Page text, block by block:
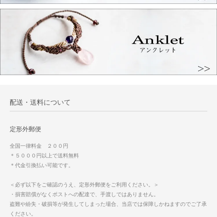
配送・送料について
定形外郵便
全国一律料金 ２００円
＊５０００円以上で送料無料
＊代金引換払い可能です。
＜必ず以下をご確認のうえ、定形外郵便をご利用ください。＞
・損害賠償がなくポストへの配達で、手渡しではありません。
盗難や紛失・破損等が発生してしまった場合、当店では保障しかねますのでご了承
ください。